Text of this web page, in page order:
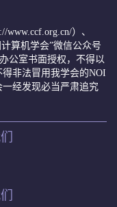
www.ccf.org.cn/）、
算机学会”微信公众号
公室书面授权，不得以
非法冒用我学会的NOI
经发现必当严肃追究